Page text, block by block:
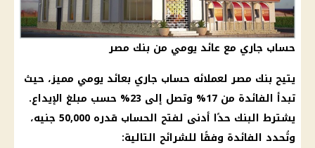
حساب جاري مع عائد يومي من بنك مصر
يتيح بنك مصر لعملائه حساب جاري بعائد يومي مميز، حيث
تبدأ الفائدة من 17% وتصل إلى 23% حسب مبلغ الإيداع.
يشترط البنك حدًا أدنى لفتح الحساب قدره 50,000 جنيه،
وتُحدد الفائدة وفقًا للشرائح التالية: